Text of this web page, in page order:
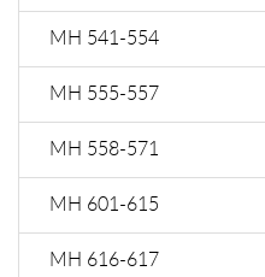
МН 541-554
МН 555-557
МН 558-571
МН 601-615
МН 616-617